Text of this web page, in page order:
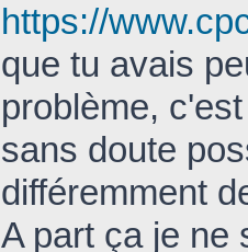
https://
que tu avais
problème,
sans doute
différemment
A part ça je ne